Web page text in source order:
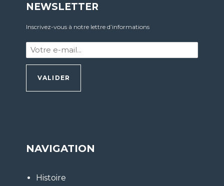
NEWSLETTER
Inscrivez-vous à notre lettre d’informations
Votre
mail
:
NAVIGATION
Histoire